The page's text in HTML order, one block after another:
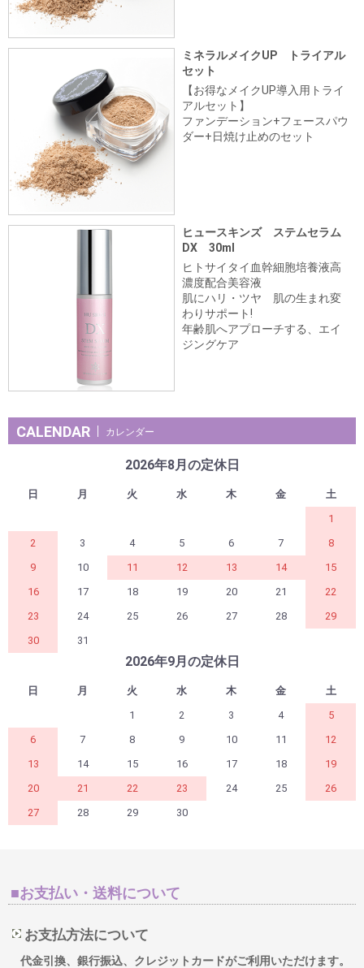
ミネラルメイクUP トライアル
セット
【お得なメイクUP導入用トライ
アルセット】
ファンデーション+フェースパウ
ダー+日焼け止めのセット
ヒュースキンズ ステムセラム
DX 30ml
ヒトサイタイ血幹細胞培養液高
濃度配合美容液
肌にハリ・ツヤ 肌の生まれ変
わりサポート!
年齢肌へアプローチする、エイ
ジングケア
CALENDAR カレンダー
2026年8月の定休日
日 月 火 水 木 金
土
1
2
3 4 5 6 7
8
9
10 11 12 13 14
15
16
17 18 19 20 21
22
23
24 25 26 27 28
29
30
31
2026年9月の定休日
日 月 火 水 木 金
土
1
2 3 4
5
6
7 8 9 10 11
12
13
14 15 16 17 18
19
20
21 22 23 24 25
26
27
28 29 30
■お支払い・送料について
お支払方法について
代金引換、銀行振込、クレジットカードがご利用いただけます。